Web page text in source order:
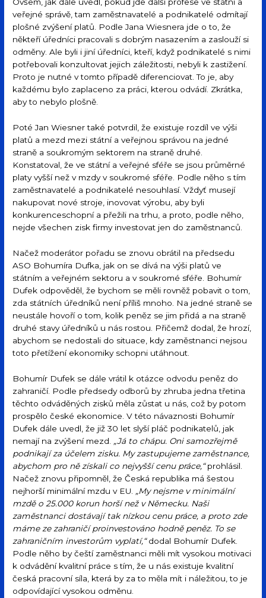
veřejné správě, tam zaměstnavatelé a podnikatelé odmítají
plošné zvýšení platů. Podle Jana Wiesnera jde o to, že
někteří úředníci pracovali s dobrým nasazením a zaslouží si
odměny. Ale byli i jiní úředníci, kteří, když podnikatelé s nimi
potřebovali konzultovat jejich záležitosti, nebyli k zastižení.
Proto je nutné v tomto případě diferenciovat. To je, aby
každému bylo zaplaceno za práci, kterou odvádí. Zkrátka,
aby to nebylo plošně.
Poté Jan Wiesner také potvrdil, že existuje rozdíl ve výši
platů a mezd mezi státní a veřejnou správou na jedné
straně a soukromým sektorem na straně druhé.
Konstatoval, že ve státní a veřejné sféře se jsou průměrné
platy vyšší než v mzdy v soukromé sféře. Podle něho s tím
zaměstnavatelé a podnikatelé nesouhlasí. Vždyť musejí
nakupovat nové stroje, inovovat výrobu, aby byli
konkurenceschopní a přežili na trhu, a proto, podle něho,
nejde všechen zisk firmy investovat jen do zaměstnanců.
Načež moderátor pořadu se znovu obrátil na předsedu
ASO Bohumíra Dufka, jak on se dívá na výši platů ve
státním a veřejném sektoru a v soukromé sféře. Bohumír
Dufek odpověděl, že bychom se měli rovněž pobavit o tom,
zda státních úředníků není příliš mnoho. Na jedné straně se
neustále hovoří o tom, kolik peněz se jim přidá a na straně
druhé stavy úředníků u nás rostou. Přičemž dodal, že hrozí,
abychom se nedostali do situace, kdy zaměstnanci nejsou
toto přetížení ekonomiky schopni utáhnout.
Bohumír Dufek se dále vrátil k otázce odvodu peněz do
zahraničí. Podle předsedy odborů by zhruba jedna třetina
těchto odváděných zisků měla zůstat u nás, což by potom
prospělo české ekonomice. V této návaznosti Bohumír
Dufek dále uvedl, že již 30 let slyší pláč podnikatelů, jak
nemají na zvýšení mezd. „Já to chápu. Oni samozřejmě
podnikají za účelem zisku. My zastupujeme zaměstnance,
abychom pro ně získali co nejvyšší cenu práce,“prohlásil.
Načež znovu připomněl, že Česká republika má šestou
nejhorší minimální mzdu v EU. „My nejsme v minimální
mzdě o 25.000 korun horší než v Německu. Naši
zaměstnanci dostávají tak nízkou cenu práce, a proto zde
máme ze zahraničí proinvestováno hodně peněz. To se
zahraničním investorům vyplatí,“dodal Bohumír Dufek.
Podle něho by čeští zaměstnanci měli mít vysokou motivaci
k odvádění kvalitní práce s tím, že u nás existuje kvalitní
česká pracovní síla, která by za to měla mít i náležitou, to je
odpovídající vysokou odměnu.